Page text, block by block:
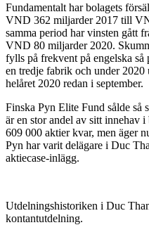
Fundamentalt har bolagets
VND 362 miljarder 2017 till
samma period har vinsten gått
VND 80 miljarder 2020.
fylls på frekvent på engelska
en tredje fabrik och under
helåret 2020 redan i september.
Finska Pyn Elite Fund sålde så
är en stor andel av sitt innehav
609 000 aktier kvar, men äger
Pyn har varit delägare i Duc
aktiecase-inlägg.
Utdelningshistoriken i Duc
kontantutdelning.